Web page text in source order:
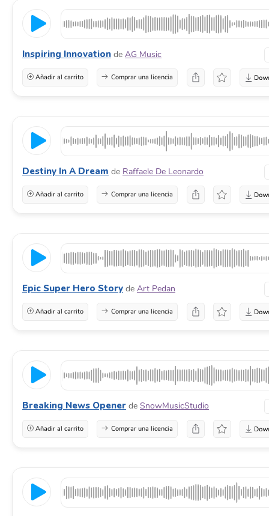
Inspiring Innovation de AG Music
Añadir al carrito Comprar una licencia
Destiny In A Dream de Raffaele De Leonardo
Añadir al carrito Comprar una licencia
Epic Super Hero Story de Art Pedan
Añadir al carrito Comprar una licencia
Breaking News Opener de SnowMusicStudio
Añadir al carrito Comprar una licencia